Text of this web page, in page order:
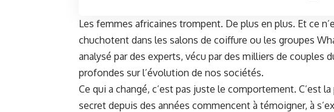
Les femmes africaines trompent. De plus en plus. Et ce
chuchotent dans les salons de coiffure ou les groupes
analysé par des experts, vécu par des milliers de
profondes sur l’évolution de nos sociétés.
Ce qui a changé, c’est pas juste le comportement. C’est
secret depuis des années commencent à témoigner, à